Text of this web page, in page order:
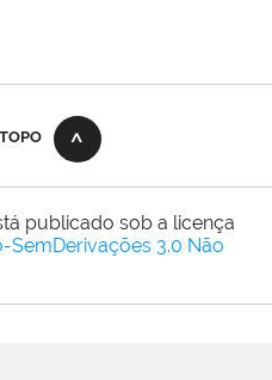
publicado sob a licença
3.0 Não